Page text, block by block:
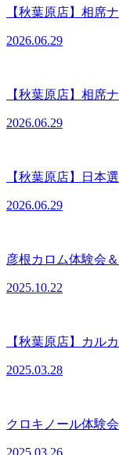
【秋葉原店】相席
2026.06.29
【秋葉原店】相席
2026.06.29
【秋葉原店】日本
2026.06.29
彦根カロム体験会
2025.10.22
【秋葉原店】カル
2025.03.28
クロキノール体験会
2025.03.26